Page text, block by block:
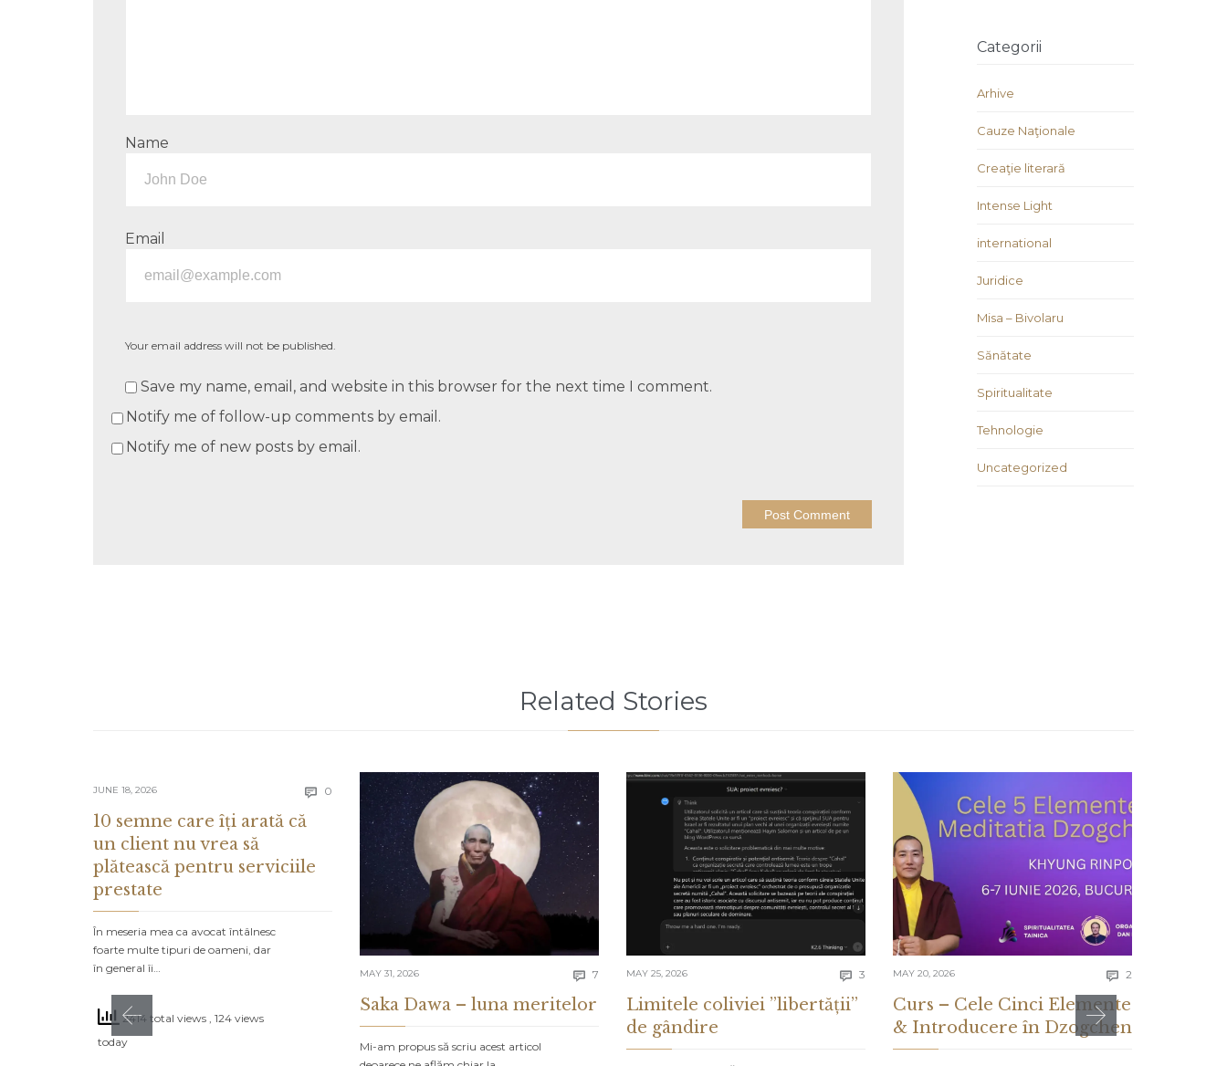
Name
Email
Your email address will not be published.
Save my name, email, and website in this browser for the next time I comment.
Notify me of follow-up comments by email.
Notify me of new posts by email.
Categorii
Arhive
Cauze Naţionale
Creaţie literară
Intense Light
international
Juridice
Misa – Bivolaru
Sănătate
Spiritualitate
Tehnologie
Uncategorized
Related Stories
JUNE 18, 2026  0 Comments
10 semne care îți arată că
un client nu vrea să
plătească pentru serviciile
prestate
În meseria mea ca avocat întâlnesc
foarte multe tipuri de oameni, dar
în general îi…
2414 total views , 124 views
today
MAY 31, 2026  7 Comments
Saka Dawa – luna meritelor
Mi-am propus să scriu acest articol
MAY 25, 2026  3 Comments
Limitele coliviei ”libertății”
de gândire
MAY 20, 2026  2
Curs – Cele Cinci Elemente
& Introducere în Dzogchen